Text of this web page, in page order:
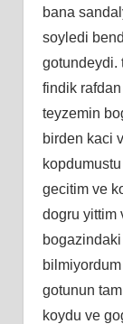
bana
soyledi
gotundeydi.
findik
teyzemin
birden kaci
gecitim ve
dogru yittim
gotunun
koydu ve